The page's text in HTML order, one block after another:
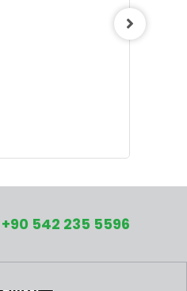
+90 542 235 5596